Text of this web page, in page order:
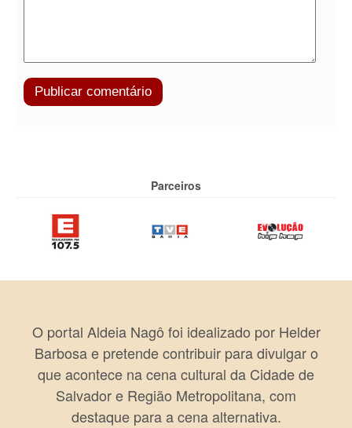
Parceiros
O portal Aldeia Nagô foi idealizado por Helder
Barbosa e pretende contribuir para divulgar o
que acontece na cena cultural da Cidade de
Salvador e Região Metropolitana, com
destaque para a cena alternativa.